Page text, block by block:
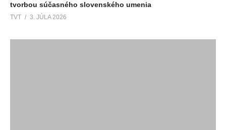
tvorbou súčasného slovenského umenia
TVT 3. JÚLA 2026